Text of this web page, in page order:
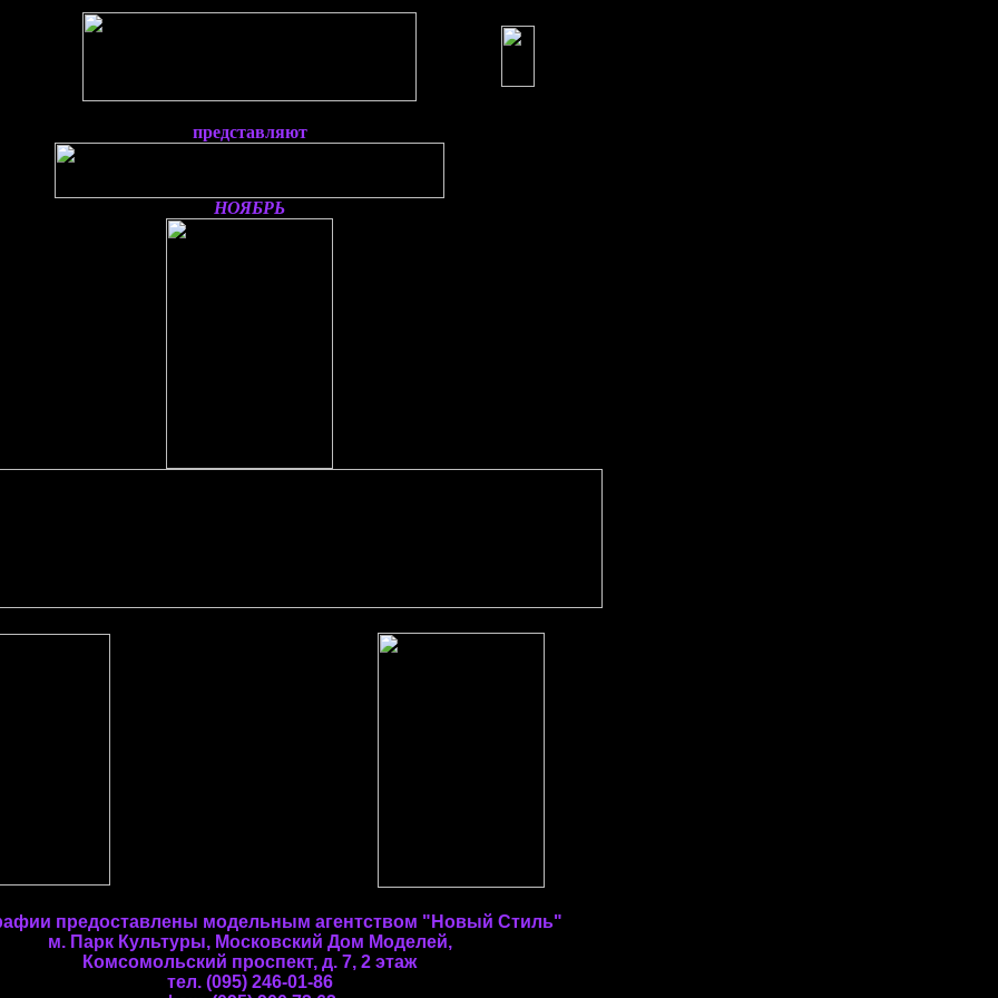
представляют
НОЯБРЬ
предоставлены модельным агентством "Новый Стиль"
м. Парк Культуры, Московский Дом Моделей,
Комсомольский проспект, д. 7, 2 этаж
тел. (095) 246-01-86